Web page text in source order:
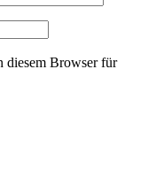
diesem Browser für